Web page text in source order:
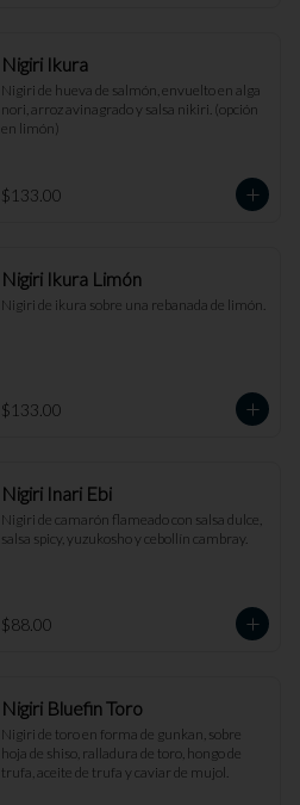
Nigiri Ikura
Nigiri de hueva de salmón, envuelto en alga
nori, arroz avinagrado y salsa nikiri. (opción
en limón)
$133.00
Nigiri Ikura Limón
Nigiri de ikura sobre una rebanada de limón.
$133.00
Nigiri Inari Ebi
Nigiri de camarón flameado con salsa dulce,
salsa spicy, yuzukosho y cebollín cambray.
$88.00
Nigiri Bluefin Toro
Nigiri de toro en forma de gunkan, sobre
hoja de shiso, ralladura de toro, hongo de
trufa, aceite de trufa y caviar de mujol.